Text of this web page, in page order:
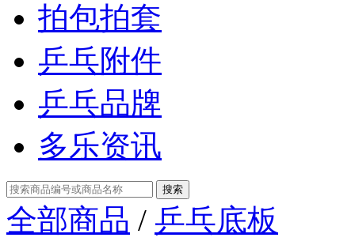
拍包拍套
乒乓附件
乒乓品牌
多乐资讯
全部商品 / 乒乓底板